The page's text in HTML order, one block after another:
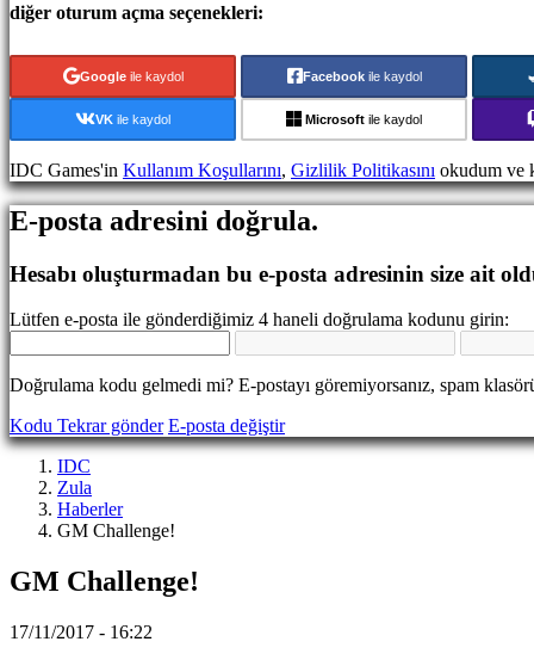
Topluluk
Oynanış
Oyun
Etkinlikleri
Medya
Oyuncu
Rehberi
Gifts
Plays
Hesap
Kayıt
ol
Oturum
Şifreni
diğer oturum açma seçenekleri:
Googleile kaydol Facebookile kaydol
VK ile kaydol Microsoft ile kaydol
IDC Games'in Kullanım Koşullarını, Gizlilik Politikasını okudum ve
E-posta adresini doğrula.
Hesabı oluşturmadan bu e-posta adresinin size ait
Lütfen e-posta ile gönderdiğimiz 4 haneli doğrulama kodunu girin:
Doğrulama kodu gelmedi mi? E-postayı göremiyorsanız, spam
Kodu Tekrar gönder E-posta değiştir
IDC
Zula
Haberler
GM Challenge!
GM Challenge!
17/11/2017 - 16:22